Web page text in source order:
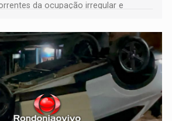
da ocupação irregular e